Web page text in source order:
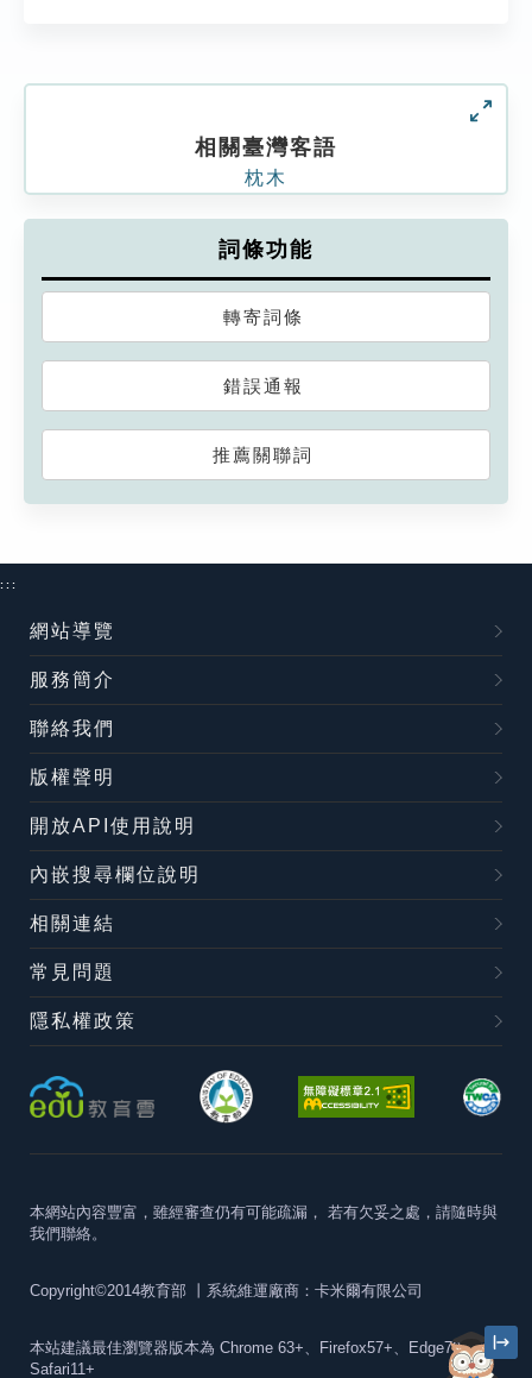
相關臺灣客語
枕木
詞條功能
轉寄詞條
錯誤通報
推薦關聯詞
:::
網站導覽
服務簡介
聯絡我們
版權聲明
開放API使用說明
內嵌搜尋欄位說明
相關連結
常見問題
隱私權政策
本網站內容豐富，雖經審查仍有可能疏漏， 若有欠妥之處，請隨時與
我們聯絡。
Copyright©2014教育部 丨系統維運廠商：卡米爾有限公司
本站建議最佳瀏覽器版本為 Chrome 63+、Firefox57+、Edge79+及
Safari11+